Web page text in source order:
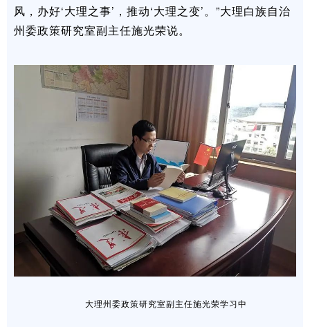
风，办好‘大理之事’，推动‘大理之变’。”大理白族自治
州委政策研究室副主任施光荣说。
大理州委政策研究室副主任施光荣学习中